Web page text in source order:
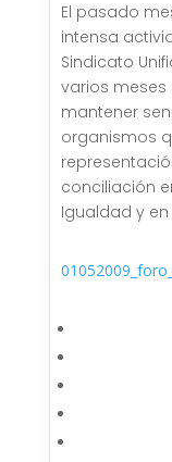
El pasado
intensa
Sindicato
varios
mantener
organismos
conciliación
Igualdad y en